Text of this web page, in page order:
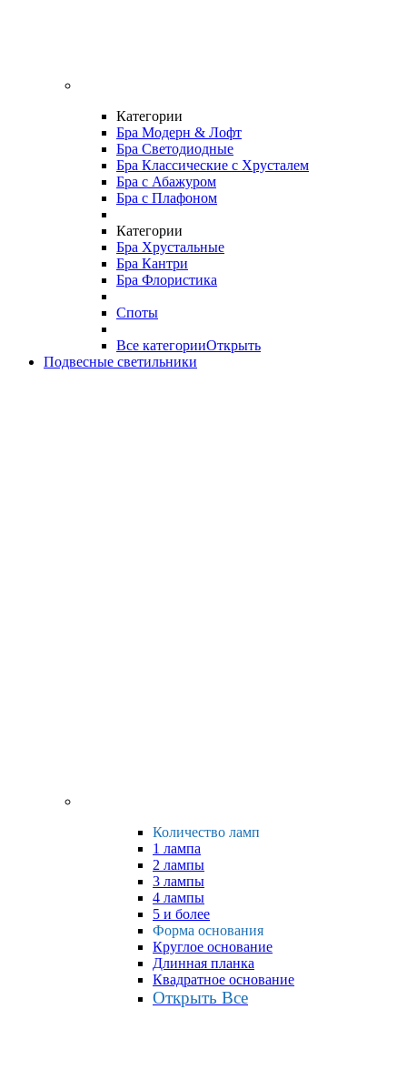
Категории
Бра Модерн & Лофт
Бра Светодиодные
Бра Классические с Хрусталем
Бра с Абажуром
Бра с Плафоном
Категории
Бра Хрустальные
Бра Кантри
Бра Флористика
Споты
Все категорииОткрыть
Подвесные светильники
Количество ламп
1 лампа
2 лампы
3 лампы
4 лампы
5 и более
Форма основания
Круглое основание
Длинная планка
Квадратное основание
Открыть Все